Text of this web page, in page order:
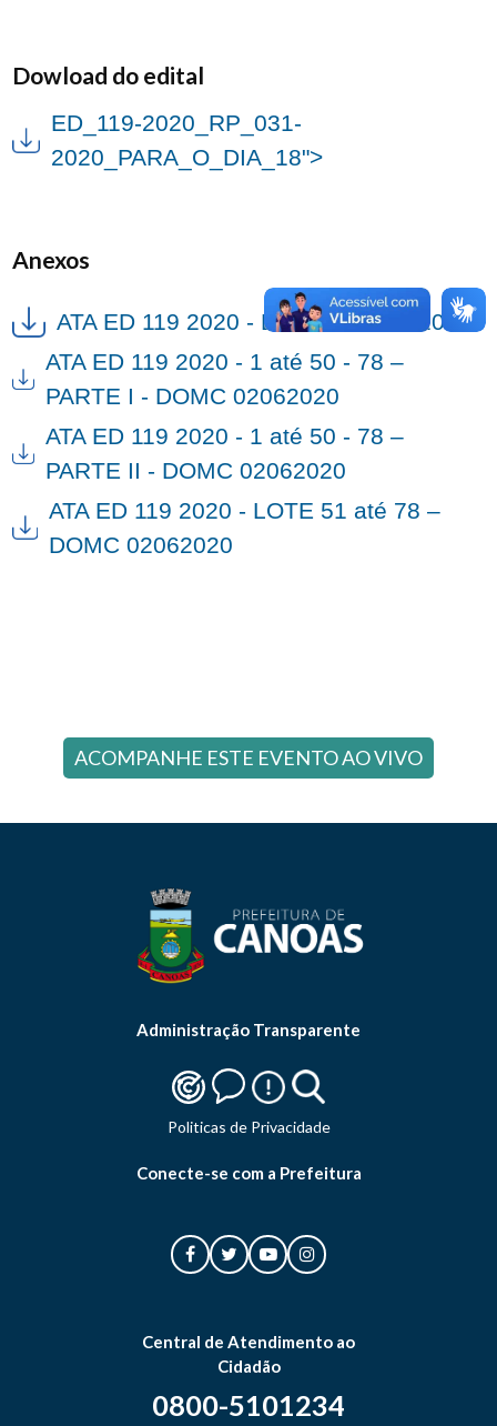
Dowload do edital
ED_119-2020_RP_031-
2020_PARA_O_DIA_18">
Anexos
ATA ED 119 2020 - DOMC 14052020
ATA ED 119 2020 - 1 até 50 - 78 –
PARTE I - DOMC 02062020
ATA ED 119 2020 - 1 até 50 - 78 –
PARTE II - DOMC 02062020
ATA ED 119 2020 - LOTE 51 até 78 –
DOMC 02062020
ACOMPANHE ESTE EVENTO AO VIVO
Administração Transparente
Politicas de Privacidade
Conecte-se com a Prefeitura
Central de Atendimento ao
Cidadão
0800-5101234